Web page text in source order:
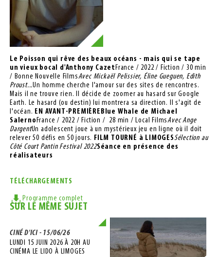
Le Poisson qui rêve des beaux océans - mais qui se tape
un vieux bocal
d'Anthony Cazet France / 2022 / Fiction / 30 min
/ Bonne Nouvelle FilmsAvec Mickaël Pelissier, Éline Gueguen, Edith
Proust...Un homme cherche l'amour sur des sites de rencontres.
Mais il ne trouve rien. Il décide de zoomer au hasard sur Google
Earth. Le hasard (ou destin) lui montrera sa direction. Il s'agit de
l'océan. EN AVANT-PREMIÈRE Blue Whale de Michael
Salerno France / 2022 / Fiction /  28 min / Local FilmsAvec Ange
DargentUn adolescent joue à un mystérieux jeu en ligne où il doit
relever 50 défis en 50 jours. FILM TOURNÉ à LIMOGESSélection au
Côté Court Pantin Festival 2022Séance en présence des
réalisateurs
TÉLÉCHARGEMENTS
Programme complet
SUR LE MÊME SUJET
CINÉ D'ICI - 15/06/26
LUNDI 15 JUIN 2026 À 20H AU
CINÉMA LE LIDO À LIMOGES